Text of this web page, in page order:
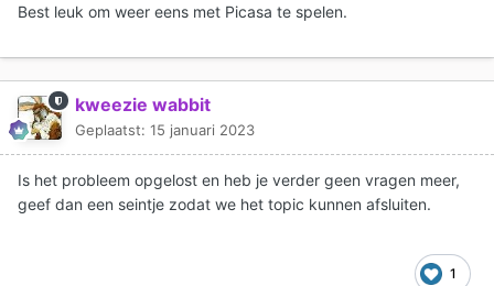
Best leuk om weer eens met Picasa te spelen.
kweezie wabbit
Geplaatst: 15 januari 2023
Is het probleem opgelost en heb je verder geen vragen meer,
geef dan een seintje zodat we het topic kunnen afsluiten.
1